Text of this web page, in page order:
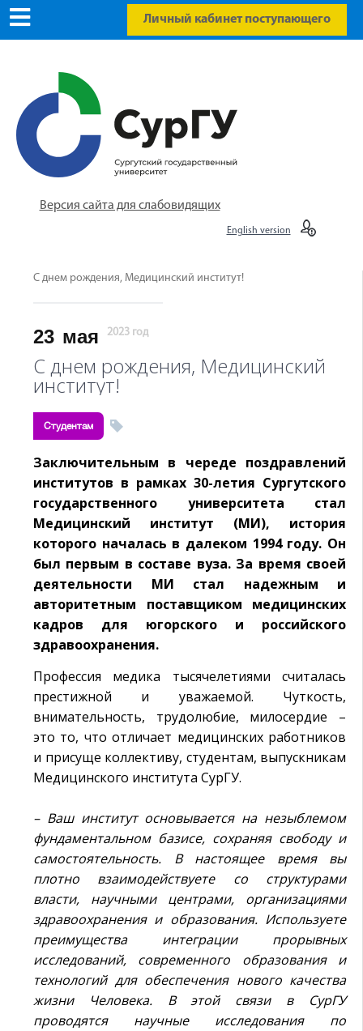
Личный кабинет поступающего
Версия сайта для слабовидящих
English version
С днем рождения, Медицинский институт!
23 мая 2023 год
С днем рождения, Медицинский
институт!
Студентам
Заключительным в череде поздравлений
институтов в рамках 30-летия Сургутского
государственного университета стал
Медицинский институт (МИ), история
которого началась в далеком 1994 году. Он
был первым в составе вуза. За время своей
деятельности МИ стал надежным и
авторитетным поставщиком медицинских
кадров для югорского и российского
здравоохранения.
Профессия медика тысячелетиями считалась
престижной и уважаемой. Чуткость,
внимательность, трудолюбие, милосердие –
это то, что отличает медицинских работников
и присуще коллективу, студентам, выпускникам
Медицинского института СурГУ.
– Ваш институт основывается на незыблемом
фундаментальном базисе, сохраняя свободу и
самостоятельность. В настоящее время вы
плотно взаимодействуете со структурами
власти, научными центрами, организациями
здравоохранения и образования. Используете
преимущества интеграции прорывных
исследований, современного образования и
технологий для обеспечения нового качества
жизни Человека. В этой связи в СурГУ
проводятся научные исследования по